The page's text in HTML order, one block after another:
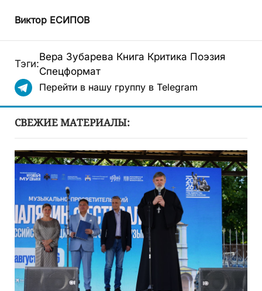
Виктор ЕСИПОВ
Тэги:
Вера Зубарева Книга Критика Поэзия
Спецформат
Перейти в нашу группу в Telegram
СВЕЖИЕ МАТЕРИАЛЫ: